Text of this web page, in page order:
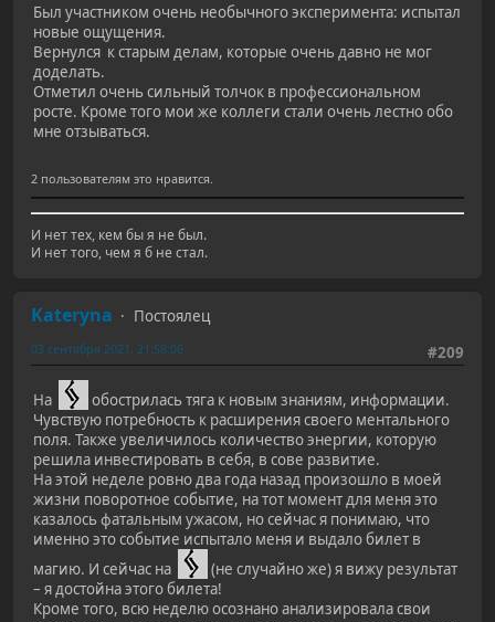
Был участником очень необычного эксперимента: испытал
новые ощущения.
Вернулся к старым делам, которые очень давно не мог
доделать.
Отметил очень сильный толчок в профессиональном
росте. Кроме того мои же коллеги стали очень лестно обо
мне отзываться.
2 пользователям это нравится.
И нет тех, кем бы я не был.
И нет того, чем я б не стал.
Kateryna
Постоялец
#209
03 сентября 2021, 21:58:06
На
обострилась тяга к новым знаниям, информации.
Чувствую потребность к расширения своего ментального
поля. Также увеличилось количество энергии, которую
решила инвестировать в себя, в сове развитие.
На этой неделе ровно два года назад произошло в моей
жизни поворотное событие, на тот момент для меня это
казалось фатальным ужасом, но сейчас я понимаю, что
именно это событие испытало меня и выдало билет в
магию. И сейчас на
(не случайно же) я вижу результат
– я достойна этого билета!
Кроме того, всю неделю осознано анализировала свои